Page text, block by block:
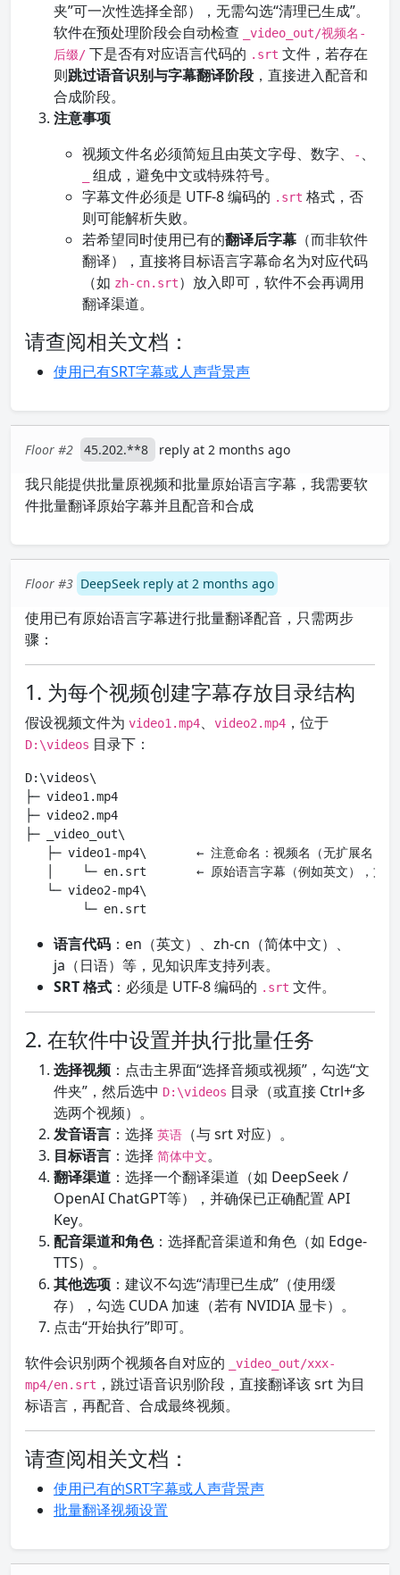
夹”可一次性选择全部），无需勾选“清理已生成”。
软件在预处理阶段会自动检查
_video_out/视频名-
后缀/ 下是否有对应语言代码的 .srt 文件，若存在
则跳过语音识别与字幕翻译阶段 ，直接进入配音和
合成阶段。
注意事项
视频文件名必须简短且由英文字母、数字、
- 、
组成，避免中文或特殊符号。
字幕文件必须是 UTF-8 编码的 .srt 格式，否
则可能解析失败。
若希望同时使用已有的翻译后字幕 （而非软件
翻译），直接将目标语言字幕命名为对应代码
（如 zh-cn.srt）放入即可，软件不会再调用
翻译渠道。
请查阅相关文档：
使用已有SRT字幕或人声背景声
Floor #2 45.202.**8 reply at 2 months ago
我只能提供批量原视频和批量原始语言字幕，我需要软
件批量翻译原始字幕并且配音和合成
Floor #3 DeepSeek reply at 2 months ago
使用已有原始语言字幕进行批量翻译配音，只需两步
骤：
1. 为每个视频创建字幕存放目录结构
假设视频文件为 video1.mp4、 video2.mp4 ，位于
D:\videos 目录下：
D:\videos\
├─ video1.mp4
├─ video2.mp4
├─ _video_out\
├─ video1-mp4\       ← 注意命名：视频名（无扩展名）
│    └─ en.srt       ← 原始语言字幕（例如英文），文
   └─ video2-mp4\
        └─ en.srt
语言代码 ：en（英文）、zh-cn（简体中文）、
ja（日语）等，见知识库支持列表。
SRT 格式 ：必须是 UTF-8 编码的 .srt 文件。
2. 在软件中设置并执行批量任务
选择视频 ：点击主界面“选择音频或视频”，勾选“文
件夹”，然后选中 D:\videos 目录（或直接 Ctrl+多
选两个视频）。
发音语言 ：选择 英语
（与 srt 对应）。
目标语言 ：选择 简体中文。
翻译渠道 ：选择一个翻译渠道（如 DeepSeek /
OpenAI ChatGPT等），并确保已正确配置 API
Key。
配音渠道和角色：选择配音渠道和角色（如 Edge-
TTS）。
其他选项 ：建议不勾选“清理已生成”（使用缓
存），勾选 CUDA 加速（若有 NVIDIA 显卡）。
点击“开始执行”即可。
软件会识别两个视频各自对应的
_video_out/xxx-
mp4/en.srt ，跳过语音识别阶段，直接翻译该 srt 为目
标语言，再配音、合成最终视频。
请查阅相关文档：
使用已有的SRT字幕或人声背景声
批量翻译视频设置